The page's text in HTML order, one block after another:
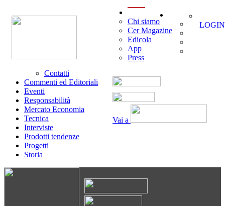
Vai a
Chi siamo
Cer Magazine
Edicola
App
Press
Contatti
Commenti ed Editoriali
Eventi
Responsabilità
Mercato Economia
Tecnica
Interviste
Prodotti tendenze
Progetti
Storia
LOGIN